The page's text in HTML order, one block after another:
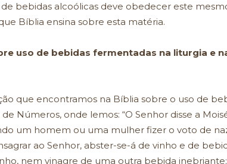
bebidas alcoólicas deve obedecer este
Bíblia ensina sobre esta matéria.
uso de bebidas fermentadas na liturgia e
que encontramos na Bíblia sobre o uso de
Números, onde lemos: “O Senhor disse a
um homem ou uma mulher fizer o voto de
ao Senhor, abster-se-á de vinho e de
nem vinagre de uma outra bebida